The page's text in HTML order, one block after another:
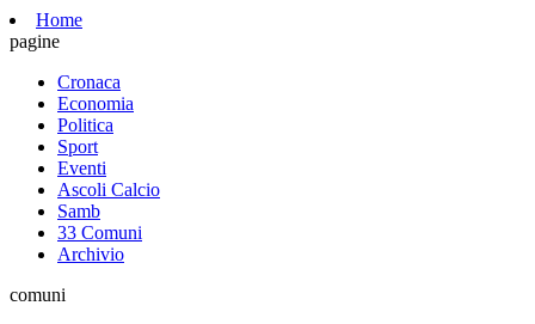
Home
pagine
Cronaca
Economia
Politica
Sport
Eventi
Ascoli Calcio
Samb
33 Comuni
Archivio
comuni